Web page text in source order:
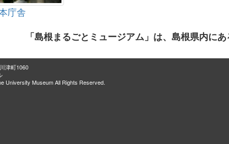
庁舎
「島根まるごとミュージアム」は、島根県内に
津町1060
University Museum All Rights Reserved.